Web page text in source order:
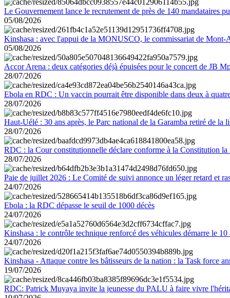
Le Gouvernement lance le recrutement de près de 140 mandataires
05/08/2026
Kinshasa : avec l'appui de la MONUSCO, le commissariat de Mont-
05/08/2026
Accor Arena : deux catégories déjà épuisées pour le concert de JB
28/07/2026
Ebola en RDC : Un vaccin pourrait être disponible dans deux à
28/07/2026
Haut-Uélé : 30 ans après, le Parc national de la Garamba retiré de la
28/07/2026
RDC : la Cour constitutionnelle déclare conforme à la Constitution la
28/07/2026
Paie de juillet 2026 : Le Comité de suivi annonce un léger retard et
24/07/2026
Ebola : la RDC dépasse le seuil de 1000 décès
24/07/2026
Kinshasa : le contrôle technique renforcé des véhicules démarre le 10
24/07/2026
Kinshasa - Attaque contre les bâtisseurs de la nation : la Task force
19/07/2026
RDC: Patrick Muyaya invite la jeunesse du PALU à faire vivre